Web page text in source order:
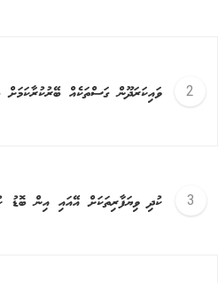
ވައިކަރަދޫން ގަސްތަކެއް
ކުދި ވިޔަފާރިތަކަށް އޭއައި އިން ބޮޑު